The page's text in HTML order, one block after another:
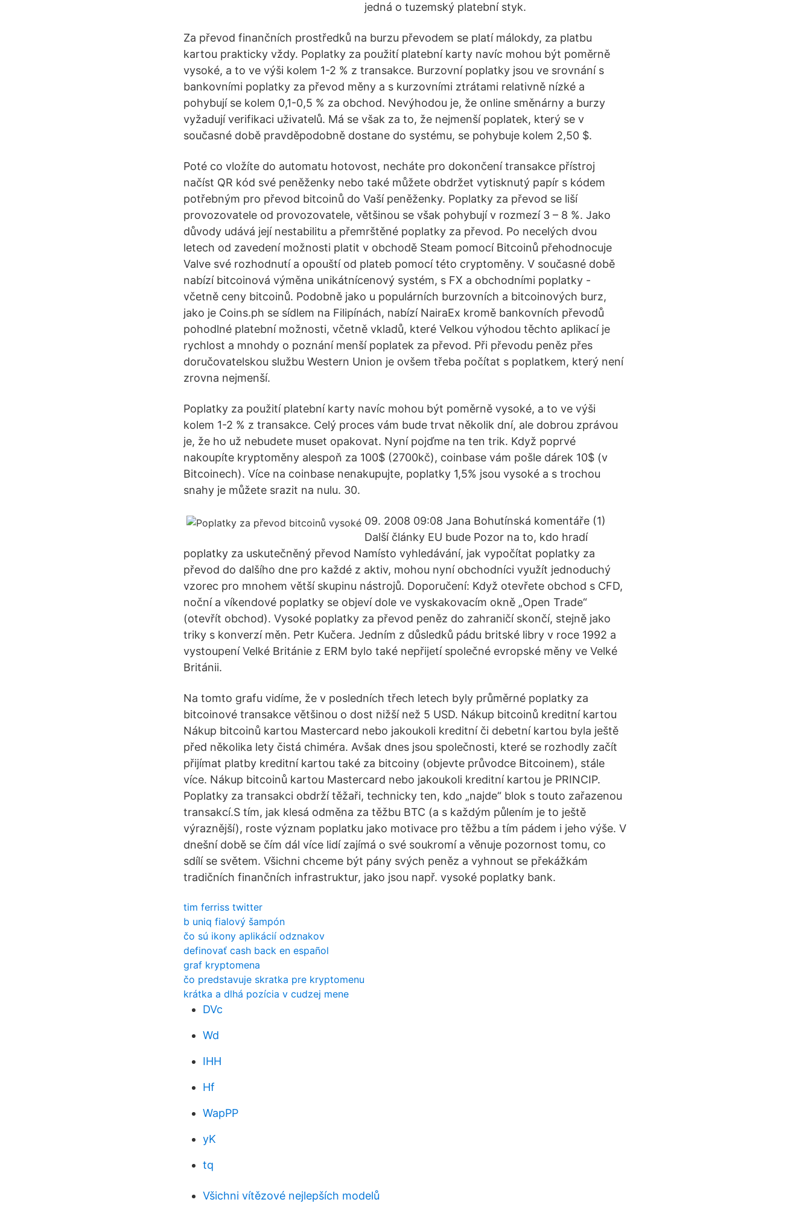
jedná o tuzemský platební styk.
Za převod finančních prostředků na burzu převodem se platí málokdy, za platbu
kartou prakticky vždy. Poplatky za použití platební karty navíc mohou být poměrně
vysoké, a to ve výši kolem 1-2 % z transakce. Burzovní poplatky jsou ve srovnání s
bankovními poplatky za převod měny a s kurzovními ztrátami relativně nízké a
pohybují se kolem 0,1-0,5 % za obchod. Nevýhodou je, že online směnárny a burzy
vyžadují verifikaci uživatelů. Má se však za to, že nejmenší poplatek, který se v
současné době pravděpodobně dostane do systému, se pohybuje kolem 2,50 $.
Poté co vložíte do automatu hotovost, necháte pro dokončení transakce přístroj
načíst QR kód své peněženky nebo také můžete obdržet vytisknutý papír s kódem
potřebným pro převod bitcoinů do Vaší peněženky. Poplatky za převod se liší
provozovatele od provozovatele, většinou se však pohybují v rozmezí 3 – 8 %. Jako
důvody udává její nestabilitu a přemrštěné poplatky za převod. Po necelých dvou
letech od zavedení možnosti platit v obchodě Steam pomocí Bitcoinů přehodnocuje
Valve své rozhodnutí a opouští od plateb pomocí této cryptoměny. V současné době
nabízí bitcoinová výměna unikátnícenový systém, s FX a obchodními poplatky -
včetně ceny bitcoinů. Podobně jako u populárních burzovních a bitcoinových burz,
jako je Coins.ph se sídlem na Filipínách, nabízí NairaEx kromě bankovních převodů
pohodlné platební možnosti, včetně vkladů, které Velkou výhodou těchto aplikací je
rychlost a mnohdy o poznání menší poplatek za převod. Při převodu peněz přes
doručovatelskou službu Western Union je ovšem třeba počítat s poplatkem, který není
zrovna nejmenší.
Poplatky za použití platební karty navíc mohou být poměrně vysoké, a to ve výši
kolem 1-2 % z transakce. Celý proces vám bude trvat několik dní, ale dobrou zprávou
je, že ho už nebudete muset opakovat. Nyní pojďme na ten trik. Když poprvé
nakoupíte kryptoměny alespoň za 100$ (2700kč), coinbase vám pošle dárek 10$ (v
Bitcoinech). Více na coinbase nenakupujte, poplatky 1,5% jsou vysoké a s trochou
snahy je můžete srazit na nulu. 30.
09. 2008 09:08 Jana Bohutínská komentáře (1)
Další články EU bude Pozor na to, kdo hradí
poplatky za uskutečněný převod Namísto vyhledávání, jak vypočítat poplatky za
převod do dalšího dne pro každé z aktiv, mohou nyní obchodníci využít jednoduchý
vzorec pro mnohem větší skupinu nástrojů. Doporučení: Když otevřete obchod s CFD,
noční a víkendové poplatky se objeví dole ve vyskakovacím okně „Open Trade“
(otevřít obchod). Vysoké poplatky za převod peněz do zahraničí skončí, stejně jako
triky s konverzí měn. Petr Kučera. Jedním z důsledků pádu britské libry v roce 1992 a
vystoupení Velké Británie z ERM bylo také nepřijetí společné evropské měny ve Velké
Británii.
Na tomto grafu vidíme, že v posledních třech letech byly průměrné poplatky za
bitcoinové transakce většinou o dost nižší než 5 USD. Nákup bitcoinů kreditní kartou
Nákup bitcoinů kartou Mastercard nebo jakoukoli kreditní či debetní kartou byla ještě
před několika lety čistá chiméra. Avšak dnes jsou společnosti, které se rozhodly začít
přijímat platby kreditní kartou také za bitcoiny (objevte průvodce Bitcoinem), stále
více. Nákup bitcoinů kartou Mastercard nebo jakoukoli kreditní kartou je PRINCIP.
Poplatky za transakci obdrží těžaři, technicky ten, kdo „najde“ blok s touto zařazenou
transakcí.S tím, jak klesá odměna za těžbu BTC (a s každým půlením je to ještě
výraznější), roste význam poplatku jako motivace pro těžbu a tím pádem i jeho výše. V
dnešní době se čím dál více lidí zajímá o své soukromí a věnuje pozornost tomu, co
sdílí se světem. Všichni chceme být pány svých peněz a vyhnout se překážkám
tradičních finančních infrastruktur, jako jsou např. vysoké poplatky bank.
tim ferriss twitter
b uniq fialový šampón
čo sú ikony aplikácií odznakov
definovať cash back en español
graf kryptomena
čo predstavuje skratka pre kryptomenu
krátka a dlhá pozícia v cudzej mene
DVc
Wd
IHH
Hf
WapPP
yK
tq
Všichni vítězové nejlepších modelů